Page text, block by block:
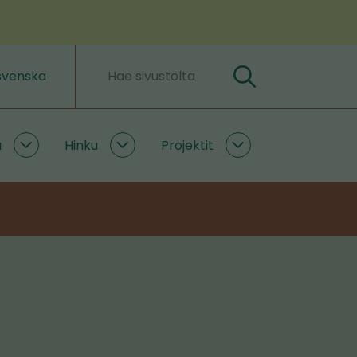
Hakusanat Hae
Ilmastoratkaisuja
Hinku
Hinku
Projektit
Projektit